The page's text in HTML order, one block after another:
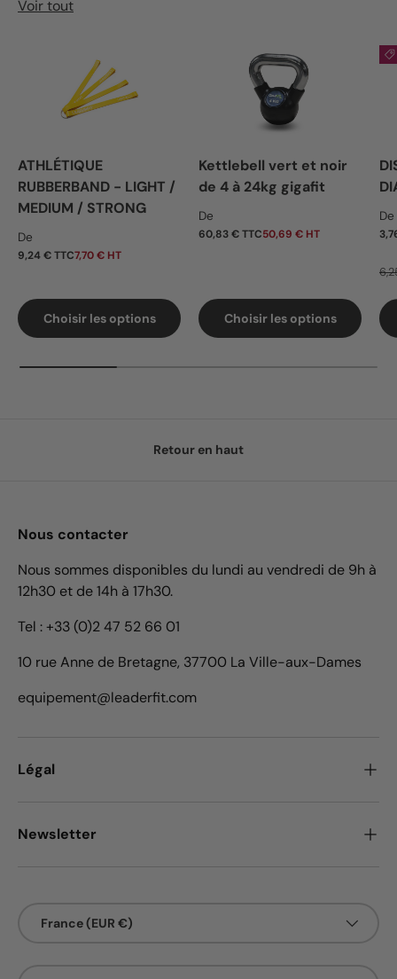
Voir tout
ATHLÉTIQUE
RUBBERBAND - LIGHT /
MEDIUM / STRONG
Prix habituel
De
9,24 € TTC7,70 € HT
Choisir les options
Kettlebell vert et noir
de 4 à 24kg gigafit
Prix habituel
De
60,83 € TTC50,69 € HT
Choisir les options
De
Retour en haut
Nous contacter
Nous sommes disponibles du lundi au vendredi de 9h à
12h30 et de 14h à 17h30.
Tel : +33 (0)2 47 52 66 01
10 rue Anne de Bretagne, 37700 La Ville-aux-Dames
equipement@leaderfit.com
Légal
Newsletter
France (EUR €)